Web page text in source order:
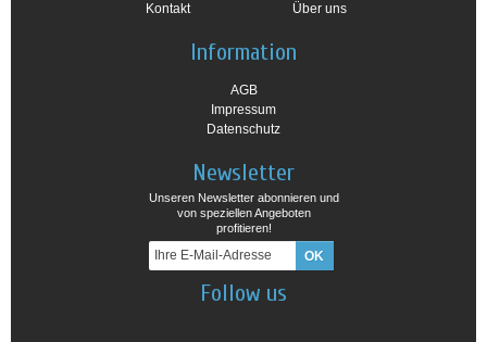
Kontakt
Über uns
Information
AGB
Impressum
Datenschutz
Newsletter
Unseren Newsletter abonnieren und
von speziellen Angeboten
profitieren!
Follow us